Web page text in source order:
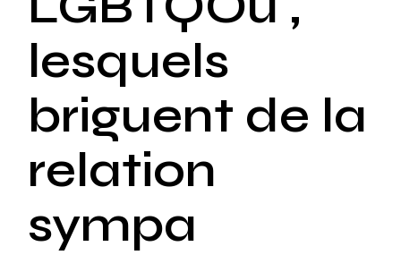
lesquels
briguent de la
relation
sympa